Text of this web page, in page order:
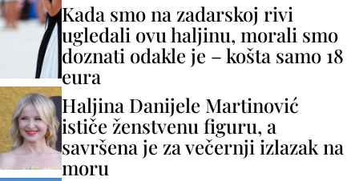
Kada smo na zadarskoj rivi
ugledali ovu haljinu, morali smo
doznati odakle je – košta samo 18
eura
Haljina Danijele Martinović
ističe ženstvenu figuru, a
savršena je za večernji izlazak na
moru